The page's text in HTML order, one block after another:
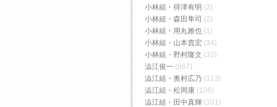
小林組・得津有明 (2)
小林組・森田隼司 (2)
小林組・用丸雅也 (1)
小林組・山本貴宏 (34)
小林組・野村隆文 (32)
澁江俊一 (667)
澁江組・奥村広乃 (113)
澁江組・松岡康 (106)
澁江組・田中真輝 (101)